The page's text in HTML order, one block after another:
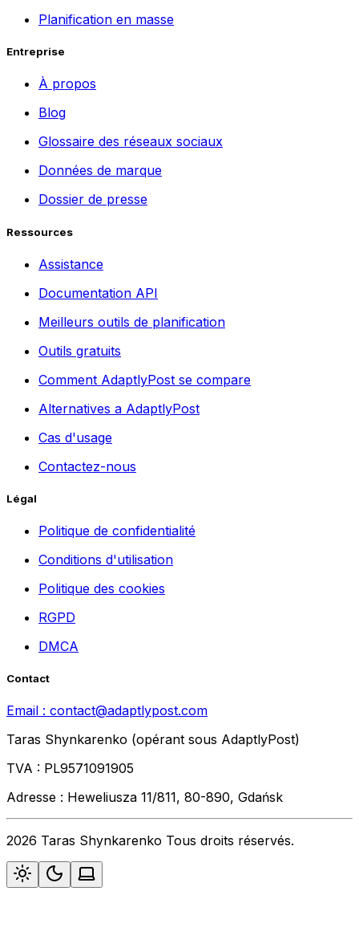
Planification en masse
Entreprise
À propos
Blog
Glossaire des réseaux sociaux
Données de marque
Dossier de presse
Ressources
Assistance
Documentation API
Meilleurs outils de planification
Outils gratuits
Comment AdaptlyPost se compare
Alternatives a AdaptlyPost
Cas d'usage
Contactez-nous
Légal
Politique de confidentialité
Conditions d'utilisation
Politique des cookies
RGPD
DMCA
Contact
Email : contact@adaptlypost.com
Taras Shynkarenko (opérant sous AdaptlyPost)
TVA : PL9571091905
Adresse : Heweliusza 11/811, 80-890, Gdańsk
2026 Taras Shynkarenko Tous droits réservés.